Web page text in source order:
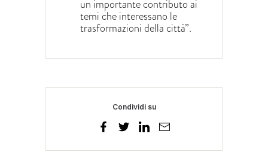
un importante contributo ai
temi che interessano le
trasformazioni della città”.
Condividi su